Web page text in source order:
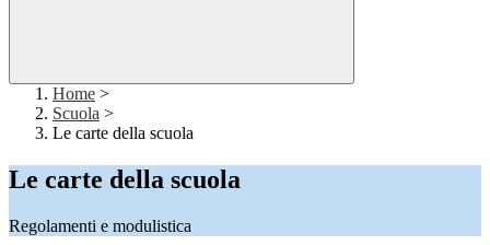
Home >
Scuola >
Le carte della scuola
Le carte della scuola
Regolamenti e modulistica